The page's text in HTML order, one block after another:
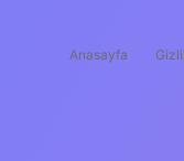
Anasayfa